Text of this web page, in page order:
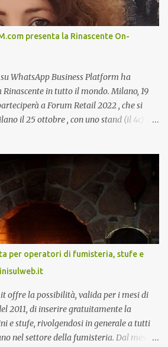
presenta la Rinascente On-
WhatsApp Business Platform ha
in tutto il mondo. Milano, 19
a Forum Retail 2022 , che si
il 25 ottobre , con uno stand (il 4c) e
”. Il primo appuntamento è per le ore
Country Manager di CM.com Italia, che
titolo:” Il presente e futuro del
come incontrare le aspettative dei
affrontati sono il Customer care, lo
miglioramento, quali i molteplici canali di
in ottica di miglioramento, le
su come rispondere alle aspettative del
per operatori di fumisteria, stufe e
offre la possibilità, valida per i mesi di
2011, di inserire gratuitamente la
e stufe, rivolgendosi in generale a tutti
nel settore della fumisteria. Dal mese di